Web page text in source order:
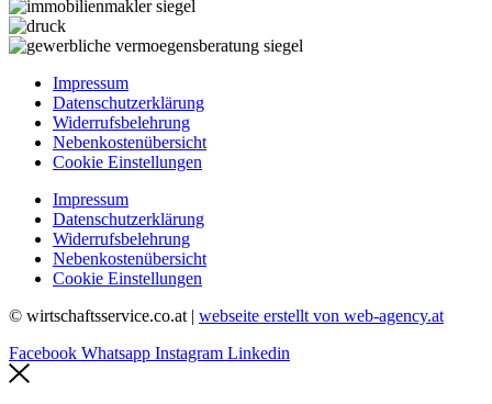
Impressum
Datenschutzerklärung
Widerrufsbelehrung
Nebenkostenübersicht
Cookie Einstellungen
Impressum
Datenschutzerklärung
Widerrufsbelehrung
Nebenkostenübersicht
Cookie Einstellungen
© wirtschaftsservice.co.at | webseite erstellt von web-agency.at
Facebook Whatsapp Instagram Linkedin